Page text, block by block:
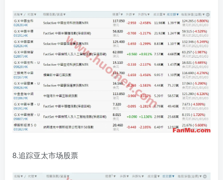
8.追踪亚太市场股票